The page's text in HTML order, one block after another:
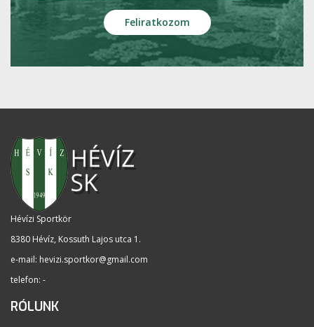
Hévízi Sportkör
8380 Hévíz, Kossuth Lajos utca 1 .
e-mail: hevizi.sportkor@gmail.com
telefon: -
RÓLUNK